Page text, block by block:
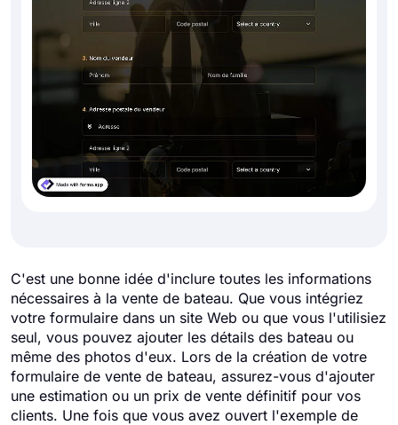
C'est une bonne idée d'inclure toutes les informations
nécessaires à la vente de bateau. Que vous intégriez
votre formulaire dans un site Web ou que vous l'utilisiez
seul, vous pouvez ajouter les détails des bateau ou
même des photos d'eux. Lors de la création de votre
formulaire de vente de bateau, assurez-vous d'ajouter
une estimation ou un prix de vente définitif pour vos
clients. Une fois que vous avez ouvert l'exemple de